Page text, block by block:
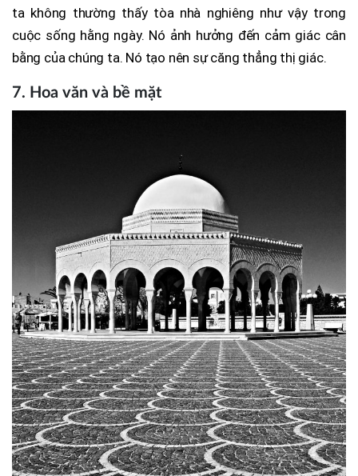
ta không thường thấy tòa nhà nghiêng như vậy trong
cuộc sống hằng ngày. Nó ảnh hưởng đến cảm giác cân
bằng của chúng ta. Nó tạo nên sự căng thẳng thị giác.
7. Hoa văn và bề mặt